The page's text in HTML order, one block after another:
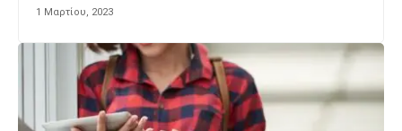
1 Μαρτίου, 2023